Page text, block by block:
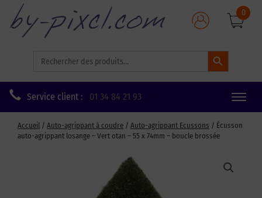
for:
Search Button
0
Service client : 01 34 84 21 93
Toggle
Accueil / Auto-agrippant à coudre / Auto-agrippant Ecussons / Écusson
auto-agrippant losange – Vert otan – 55 x 74mm – boucle brossée